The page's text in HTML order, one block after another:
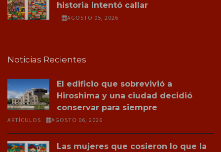
historia intentó callar
AGOSTO 05, 2026
Noticias Recientes
El edificio que sobrevivió a
Hiroshima y una ciudad decidió
conservar para siempre
ARTÍCULOS AGOSTO 06, 2026
Las mujeres que cosieron lo que la